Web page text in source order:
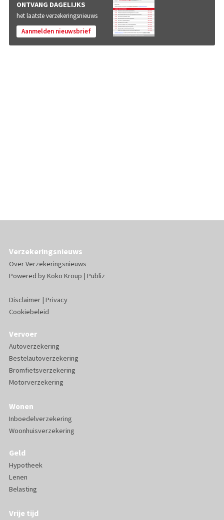
ONTVANG DAGELIJKS
het laatste verzekeringsnieuws
Aanmelden nieuwsbrief
Verzekeringsnieuws
Over Verzekeringsnieuws
Powered byKoko Kroup | Publiz
Disclaimer| Privacy
Cookiebeleid
Vervoer
Autoverzekering
Bestelautoverzekering
Bromfietsverzekering
Motorverzekering
Wonen
Inboedelverzekering
Woonhuisverzekering
Geld
Hypotheek
Lenen
Belasting
Vrije tijd